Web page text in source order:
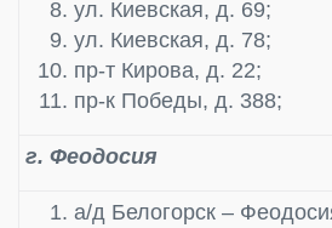
ул. Киевская, д. 69;
ул. Киевская, д. 78;
пр-т Кирова, д. 22;
пр-к Победы, д. 388;
г. Феодосия
а/д Белогорск –